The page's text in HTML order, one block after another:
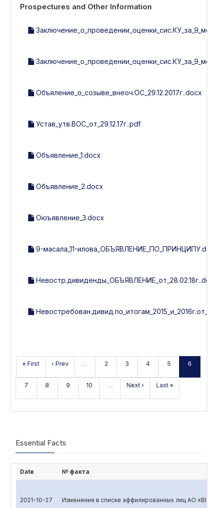
Prospectures and Other Information
Объяление_о_созыве_внеоч.ОС_29.12.2017г..docx
Устав_утв.ВОС_от_29.12.17г..pdf
Объявление_1.docx
Объявление_2.docx
Оюъявление_3.docx
9-масала_11-илова_ОБЪЯВЛЕНИЕ_ПО_ПРИНЦИПУ.docx
Невостр.дивиденды_ОБЪЯВЛЕНИЕ_от_28.02.18г..docx
« First ‹ Prev … 2 3 4 5 6
7 8 9 10 … Next › Last »
Essential Facts
Date № факта
2021-10-27 Изменения в списке аффилированных лиц АО